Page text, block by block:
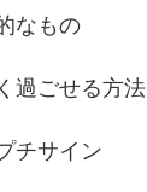
なもの
過ごせる方法
チサイン